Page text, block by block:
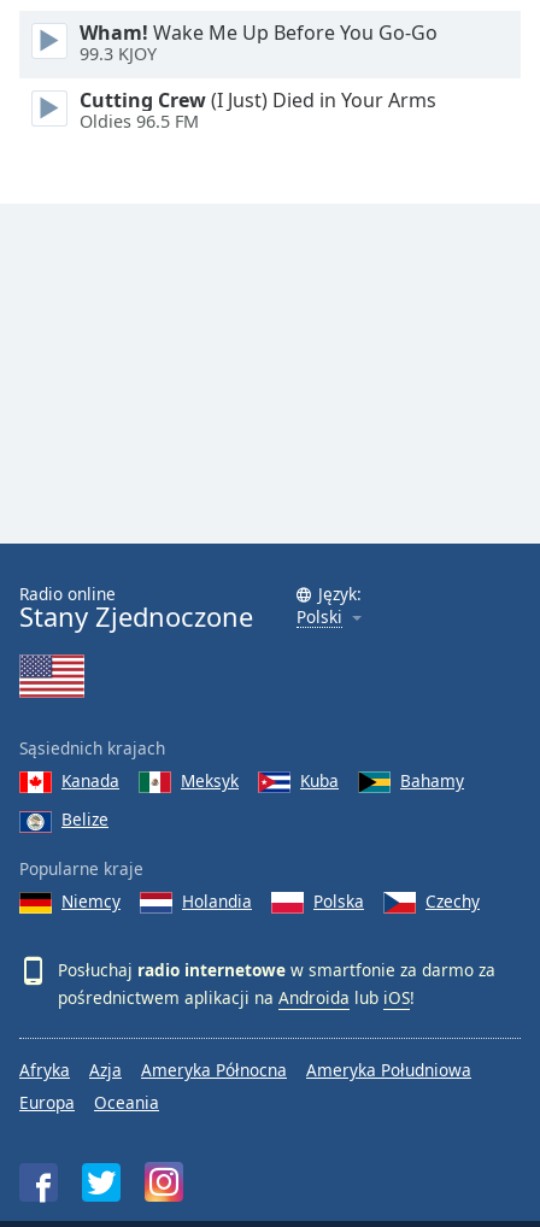
Wham! Wake Me Up Before You Go-Go
99.3 KJOY
Cutting Crew(I Just) Died in Your Arms
Oldies 96.5 FM
Radio online
Stany Zjednoczone
Język:
Polski
Sąsiednich krajach
Kanada
Meksyk Kuba
Bahamy
Belize
Popularne kraje
Niemcy
Holandia Polska Czechy
Posłuchaj radio internetowe w smartfonie za darmo za
pośrednictwem aplikacji na Androida lub iOS!
Afryka Azja Ameryka Północna
Ameryka Południowa
Europa
Oceania